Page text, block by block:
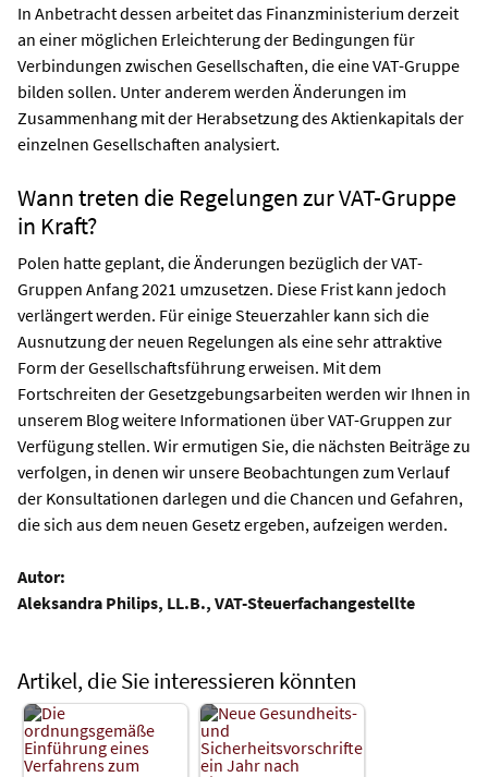
In Anbetracht dessen arbeitet das Finanzministerium derzeit
an einer möglichen Erleichterung der Bedingungen für
Verbindungen zwischen Gesellschaften, die eine VAT-Gruppe
bilden sollen. Unter anderem werden Änderungen im
Zusammenhang mit der Herabsetzung des Aktienkapitals der
einzelnen Gesellschaften analysiert.
Wann treten die Regelungen zur VAT-Gruppe
in Kraft?
Polen hatte geplant, die Änderungen bezüglich der VAT-
Gruppen Anfang 2021 umzusetzen. Diese Frist kann jedoch
verlängert werden. Für einige Steuerzahler kann sich die
Ausnutzung der neuen Regelungen als eine sehr attraktive
Form der Gesellschaftsführung erweisen. Mit dem
Fortschreiten der Gesetzgebungsarbeiten werden wir Ihnen in
unserem Blog weitere Informationen über VAT-Gruppen zur
Verfügung stellen. Wir ermutigen Sie, die nächsten Beiträge zu
verfolgen, in denen wir unsere Beobachtungen zum Verlauf
der Konsultationen darlegen und die Chancen und Gefahren,
die sich aus dem neuen Gesetz ergeben, aufzeigen werden.
Autor:
Aleksandra Philips, LL.B., VAT-Steuerfachangestellte
Artikel, die Sie interessieren könnten